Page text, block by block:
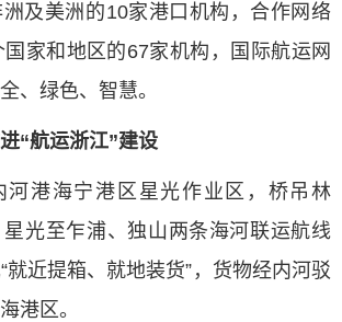
及美洲的10家港口机构，合作网络
家和地区的67家机构，国际航运网
、绿色、智慧。
“航运浙江”建设
河港海宁港区星光作业区，桥吊林
光至乍浦、独山两条海河联运航线
就近提箱、就地装货”，货物经内河驳
港区。